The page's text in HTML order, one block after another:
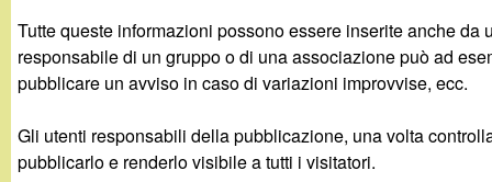
o
.
i
Tutte queste informazioni possono essere inserite anche da
responsabile di un gruppo o di una associazione può ad
pubblicare un avviso in caso di variazioni improvvise, ecc.
Gli utenti responsabili della pubblicazione, una volta
pubblicarlo e renderlo visibile a tutti i visitatori.